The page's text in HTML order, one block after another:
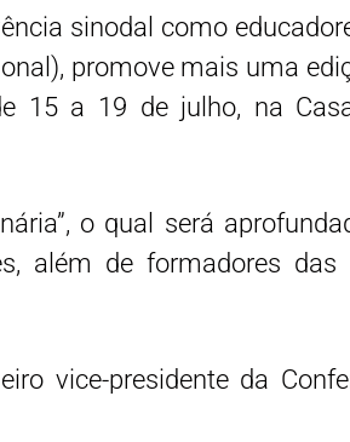
sinodal como
promove mais uma
15 a 19 de julho, na
o qual será
além de formadores das
vice-presidente da